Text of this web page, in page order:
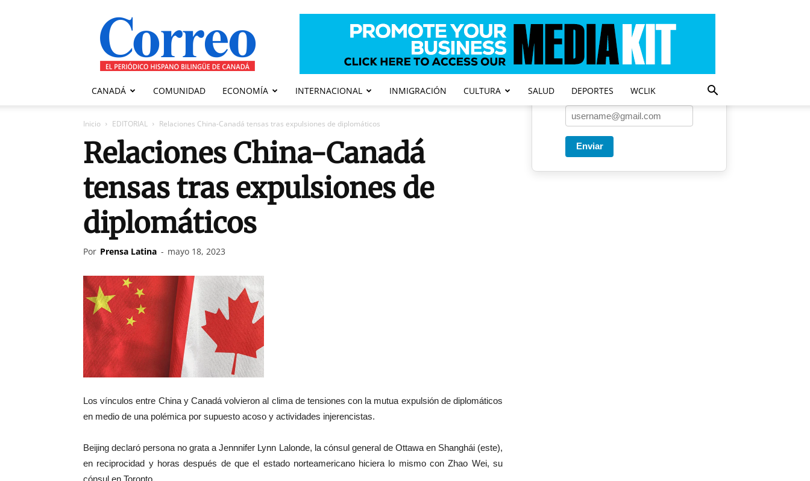
Correo
Canadiense
CANADÁ COMUNIDAD ECONOMÍA INTERNACIONAL INMIGRACIÓN CULTURA SALUD DEPORTES WCLIK
Inicio EDITORIAL Relaciones China-Canadá tensas tras expulsiones de diplomáticos
Relaciones China-Canadá
tensas tras expulsiones de
diplomáticos
Por Prensa Latina - mayo 18, 2023
Los vínculos entre China y Canadá volvieron al clima de tensiones con la mutua expulsión de diplomáticos
en medio de una polémica por supuesto acoso y actividades injerencistas.
Beijing declaró persona no grata a Jennnifer Lynn Lalonde, la cónsul general de Ottawa en Shanghái (este),
en reciprocidad y horas después de que el estado norteamericano hiciera lo mismo con Zhao Wei, su
cónsul en Toronto.
Una vez a la semana enviamos
Enviar
Entregado por SendPulse